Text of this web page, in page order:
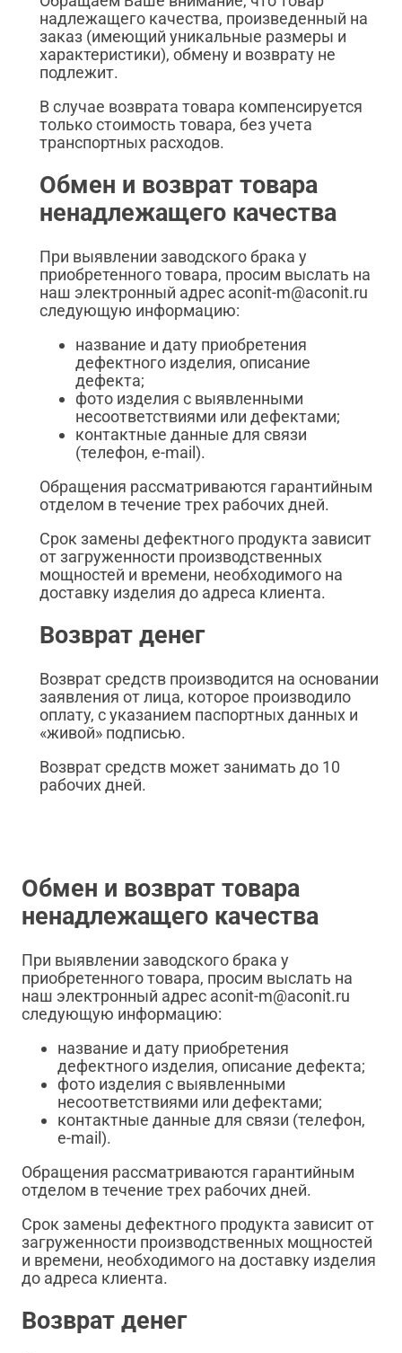
надлежащего качества, произведенный на
заказ (имеющий уникальные размеры и
характеристики), обмену и возврату не
подлежит.
В случае возврата товара компенсируется
только стоимость товара, без учета
транспортных расходов.
Обмен и возврат товара
ненадлежащего качества
При выявлении заводского брака у
приобретенного товара, просим выслать на
наш электронный адрес aconit-m@aconit.ru
следующую информацию:
название и дату приобретения
дефектного изделия, описание
дефекта;
фото изделия с выявленными
несоответствиями или дефектами;
контактные данные для связи
(телефон, e-mail).
Обращения рассматриваются гарантийным
отделом в течение трех рабочих дней.
Срок замены дефектного продукта зависит
от загруженности производственных
мощностей и времени, необходимого на
доставку изделия до адреса клиента.
Возврат денег
Возврат средств производится на основании
заявления от лица, которое производило
оплату, с указанием паспортных данных и
«живой» подписью.
Возврат средств может занимать до 10
рабочих дней.
Обмен и возврат товара
ненадлежащего качества
При выявлении заводского брака у
приобретенного товара, просим выслать на
наш электронный адрес aconit-m@aconit.ru
следующую информацию:
название и дату приобретения
дефектного изделия, описание дефекта;
фото изделия с выявленными
несоответствиями или дефектами;
контактные данные для связи (телефон,
e-mail).
Обращения рассматриваются гарантийным
отделом в течение трех рабочих дней.
Срок замены дефектного продукта зависит от
загруженности производственных мощностей
и времени, необходимого на доставку изделия
до адреса клиента.
Возврат денег